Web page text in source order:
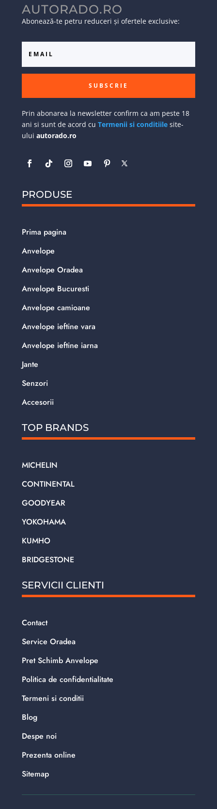
AUTORADO.RO
Abonează-te petru reduceri și ofertele exclusive:
SUBSCRIE
Prin abonarea la newsletter confirm ca am peste 18
ani si sunt de acord cu Termenii si conditiilesite-
ului autorado.ro
PRODUSE
Prima pagina
Anvelope
Anvelope Oradea
Anvelope Bucuresti
Anvelope camioane
Anvelope ieftine vara
Anvelope ieftine iarna
Jante
Senzori
Accesorii
TOP BRANDS
MICHELIN
CONTINENTAL
GOODYEAR
YOKOHAMA
KUMHO
BRIDGESTONE
SERVICII CLIENTI
Contact
Service Oradea
Pret Schimb Anvelope
Politica de confidentialitate
Termeni si conditii
Blog
Despe noi
Prezenta online
Sitemap